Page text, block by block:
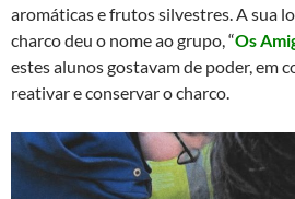
aromáticas e frutos silvestres. A sua
charco deu o nome ao grupo, “Os
estes alunos gostavam de poder, em
reativar e conservar o charco.